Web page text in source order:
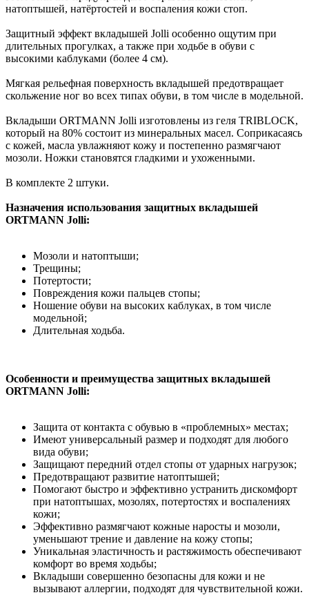
натоптышей, натёртостей и воспаления кожи стоп.
Защитный эффект вкладышей Jolli особенно ощутим при
длительных прогулках, а также при ходьбе в обуви с
высокими каблуками (более 4 см).
Мягкая рельефная поверхность вкладышей предотвращает
скольжение ног во всех типах обуви, в том числе в модельной.
Вкладыши ORTMANN Jolli изготовлены из геля TRIBLOCK,
который на 80% состоит из минеральных масел. Соприкасаясь
с кожей, масла увлажняют кожу и постепенно размягчают
мозоли. Ножки становятся гладкими и ухоженными.
В комплекте 2 штуки.
Назначения использования защитных вкладышей
ORTMANN Jolli:
Мозоли и натоптыши;
Трещины;
Потертости;
Повреждения кожи пальцев стопы;
Ношение обуви на высоких каблуках, в том числе
модельной;
Длительная ходьба.
Особенности и преимущества защитных вкладышей
ORTMANN Jolli:
Защита от контакта с обувью в «проблемных» местах;
Имеют универсальный размер и подходят для любого
вида обуви;
Защищают передний отдел стопы от ударных нагрузок;
Предотвращают развитие натоптышей;
Помогают быстро и эффективно устранить дискомфорт
при натоптышах, мозолях, потертостях и воспалениях
кожи;
Эффективно размягчают кожные наросты и мозоли,
уменьшают трение и давление на кожу стопы;
Уникальная эластичность и растяжимость обеспечивают
комфорт во время ходьбы;
Вкладыши совершенно безопасны для кожи и не
вызывают аллергии, подходят для чувствительной кожи.